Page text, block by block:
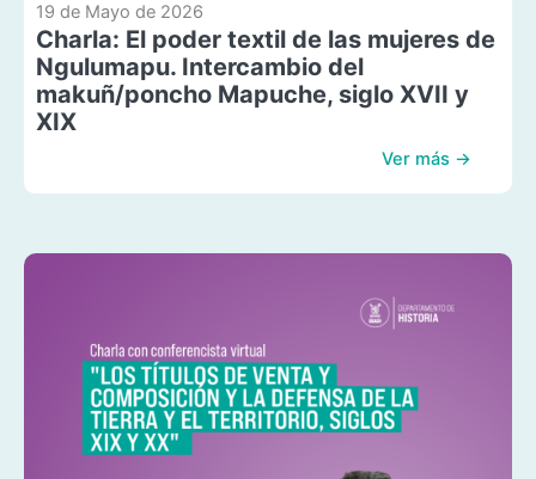
19 de Mayo de 2026
Charla: El poder textil de las mujeres de
Ngulumapu. Intercambio del
makuñ/poncho Mapuche, siglo XVII y
XIX
Ver más →